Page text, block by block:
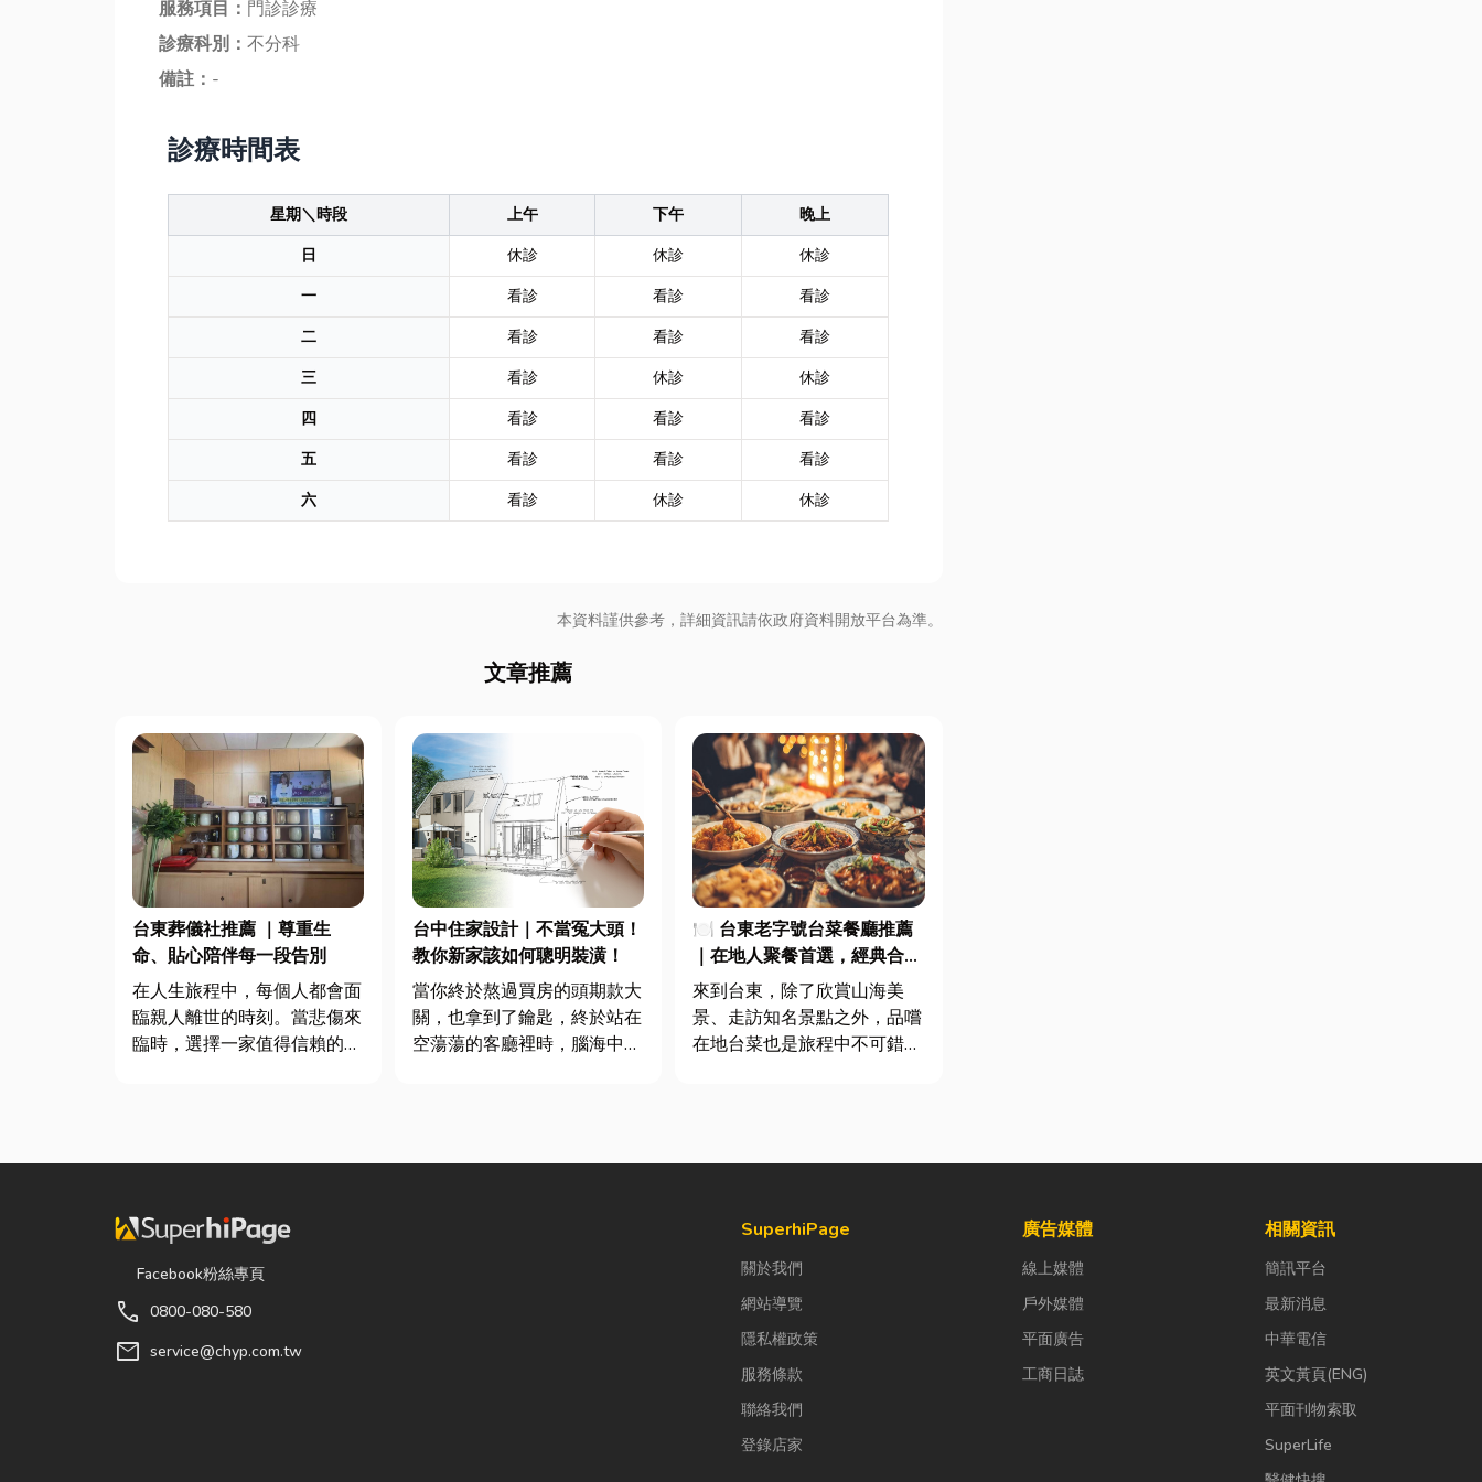
服務項目： 門診診療
診療科別： 不分科
備註： -
診療時間表
星期＼時段 上午 下午
晚上
日
休診 休診
休診
一
看診 看診
看診
二
看診 看診
看診
三
看診 休診
休診
四
看診 看診
看診
五
看診 看診
看診
六
看診 休診 休診
本資料謹供參考，詳細資訊請依政府資料開放平台為準。
文章推薦
台東葬儀社推薦 ｜尊重生
命、貼心陪伴每一段告別
在人生旅程中，每個人都會面
臨親人離世的時刻。當悲傷來
臨時，選擇一家值得信賴的台
讓家屬...
台中住家設計｜不當冤大頭！
教你新家該如何聰明裝潢！
當你終於熬過買房的頭期款大
關，也拿到了鑰匙，終於站在
空蕩蕩的客廳裡時，腦海中是
🍽️ 台東老字號台菜餐廳推薦
｜在地人聚餐首選，經典合菜
一次滿足
來到台東，除了欣賞山海美
景、走訪知名景點之外，品嚐
在地台菜也是旅程中不可錯過
Facebook粉絲專頁
call 0800-080-580
mail service@chyp.com.tw
SuperhiPage
關於我們
網站導覽
隱私權政策
服務條款
聯絡我們
登錄店家
廣告媒體
線上媒體
戶外媒體
平面廣告
工商日誌
相關資訊
簡訊平台
最新消息
中華電信
英文黃頁(ENG)
平面刊物索取
SuperLife